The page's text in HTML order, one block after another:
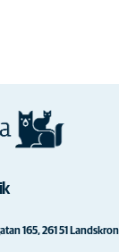
165, 261 51